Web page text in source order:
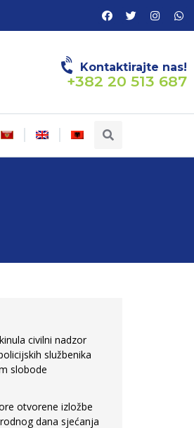
Kontaktirajte nas!
+382 20 513 687
civilni nadzor
službenika
slobode
otvorene izložbe
dana sjećanja